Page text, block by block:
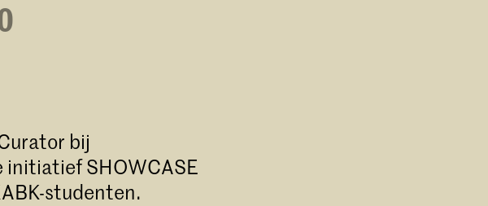
bij
SHOWCASE
studenten.